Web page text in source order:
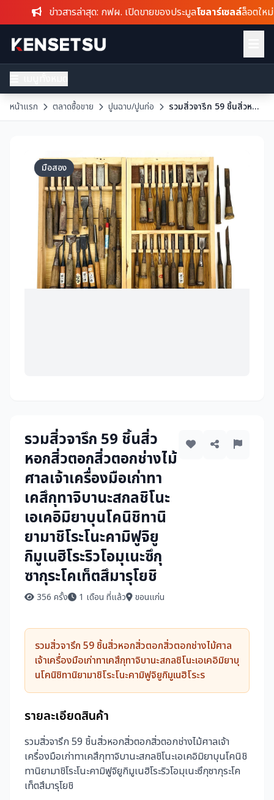
ข่าวสารล่าสุด: กฟผ. เปิดขายของประมูลโซลาร์เซลล์ล็อตใหม่ เ
หน้าแรก ตลาดซื้อขาย ปูนฉาบ/ปูนก่อ รวมสิ่วจารึก 59 ชิ้นสิ่วหอกสิ่วตอกสิ่วตอกช่างไม้ศาลเจ้าเครื่องมือเก่าทาเคสึกุทาจิบานะสกลชิโนะเอเคอิมิยาบุนโคนิชิทานิยามาชิโระโนะคามิฟูจิยูกิมูเนฮิโระริวโอมุเนะซึกุซากุระโคเท็ตสึมารุโยชิ
มือสอง
รวมสิ่วจารึก 59 ชิ้นสิ่ว
หอกสิ่วตอกสิ่วตอกช่างไม้
ศาลเจ้าเครื่องมือเก่าทา
เคสึกุทาจิบานะสกลชิโนะ
เอเคอิมิยาบุนโคนิชิทานิ
ยามาชิโระโนะคามิฟูจิยู
กิมูเนฮิโระริวโอมุเนะซึกุ
ซากุระโคเท็ตสึมารุโยชิ
356 ครั้ง 1 เดือน ที่แล้ว ขอนแก่น
รวมสิ่วจารึก 59 ชิ้นสิ่วหอกสิ่วตอกสิ่วตอกช่างไม้ศาล
เจ้าเครื่องมือเก่าทาเคสึกุทาจิบานะสกลชิโนะเอเคอิมิยาบุ
นโคนิชิทานิยามาชิโระโนะคามิฟูจิยูกิมูเนฮิโระร
รายละเอียดสินค้า
รวมสิ่วจารึก 59 ชิ้นสิ่วหอกสิ่วตอกสิ่วตอกช่างไม้ศาลเจ้า
เครื่องมือเก่าทาเคสึกุทาจิบานะสกลชิโนะเอเคอิมิยาบุนโคนิชิ
ทานิยามาชิโระโนะคามิฟูจิยูกิมูเนฮิโระริวโอมุเนะซึกุซากุระโค
เท็ตสึมารุโยชิ